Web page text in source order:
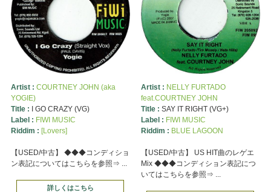
Artist : COURTNEY JOHN (aka
YOGIE)
Title : I GO CRAZY (VG)
Label : FIWI MUSIC
Riddim : [Lovers]
【USED/中古】 ◆◆◆コンディショ
ン表記についてはこちらを参照⇒ ...
詳しくはこちら
Artist : NELLY FURTADO
feat.COURTNEY JOHN
Title : SAY IT RIGHT (VG+)
Label : FIWI MUSIC
Riddim : BLUE LAGOON
【USED/中古】 US HIT曲のレゲエ
Mix ◆◆◆コンディション表記につ
いてはこちらを参照⇒ ...